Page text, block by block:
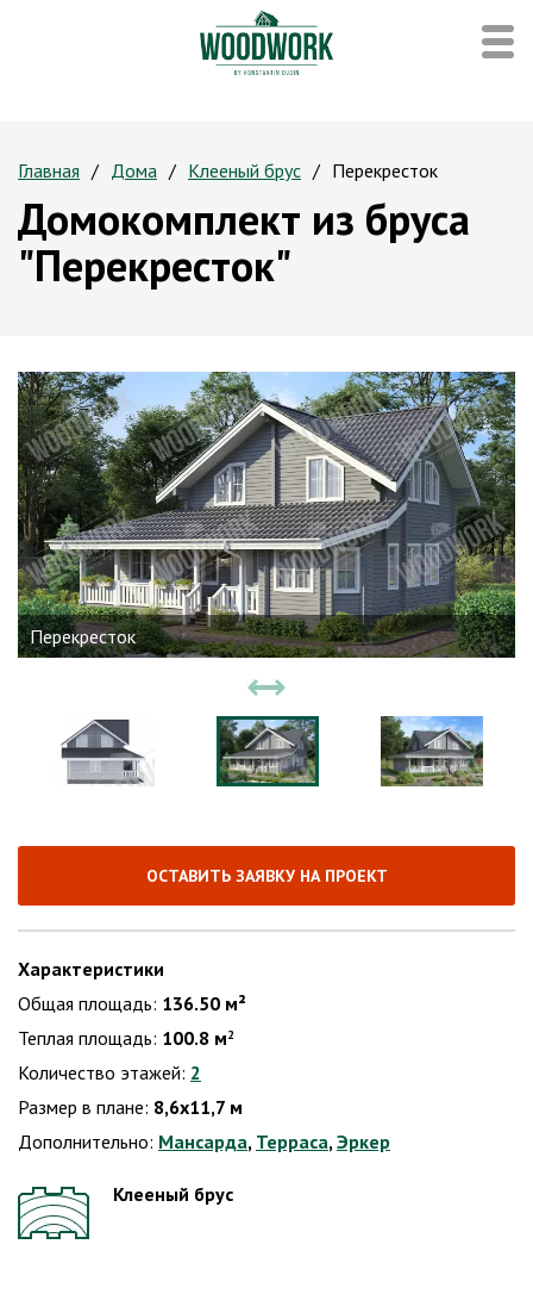
Главная Дома Клееный брус Перекресток
Домокомплект из бруса
"Перекресток"
Перекресток
ОСТАВИТЬ ЗАЯВКУ НА ПРОЕКТ
Характеристики
Общая площадь: 136.50 м²
Теплая площадь: 100.8 м2
Количество этажей: 2
Размер в плане: 8,6х11,7 м
Дополнительно: Мансарда, Терраса,Эркер
Клееный брус